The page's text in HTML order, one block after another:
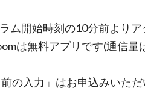
ム開始時刻の10分前より
無料アプリです(通信量
入力」はお申込みいただ